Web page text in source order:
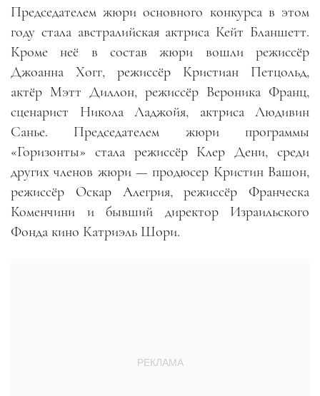
Председателем жюри основного конкурса в этом
году стала австралийская актриса Кейт Бланшетт.
Кроме неё в состав жюри вошли режиссёр
Джоанна Хогг, режиссёр Кристиан Петцольд,
актёр Мэтт Диллон, режиссёр Вероника Франц,
сценарист Никола Ладжойя, актриса Людивин
Санье. Председателем жюри программы
«Горизонты» стала режиссёр Клер Дени, среди
других членов жюри — продюсер Кристин Вашон,
режиссёр Оскар Алегрия, режиссёр Франческа
Коменчини и бывший директор Израильского
Фонда кино Катриэль Шори.